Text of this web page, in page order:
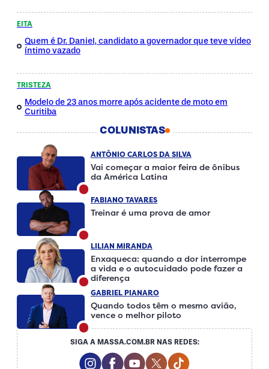
EITA
Quem é Dr. Daniel, candidato a governador que teve vídeo
íntimo vazado
TRISTEZA
Modelo de 23 anos morre após acidente de moto em
Curitiba
COLUNISTAS
ANTÔNIO CARLOS DA SILVA
Vai começar a maior feira de ônibus
da América Latina
FABIANO TAVARES
Treinar é uma prova de amor
LILIAN MIRANDA
Enxaqueca: quando a dor interrompe
a vida e o autocuidado pode fazer a
diferença
GABRIEL PIANARO
Quando todos têm o mesmo avião,
vence o melhor piloto
SIGA A MASSA.COM.BR NAS REDES:
Instagram Social Media
Facebook Social Media
Youtube Social Media
Twitter Social Media
Tiktok Social